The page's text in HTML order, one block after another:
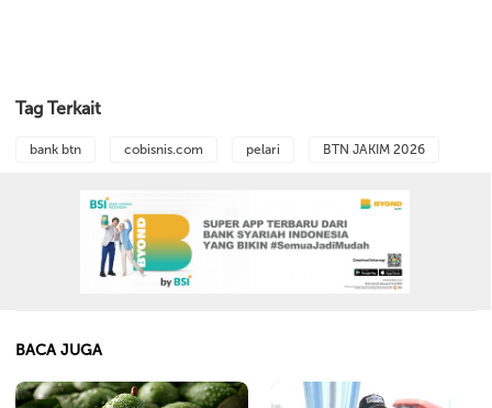
Tag Terkait
bank btn cobisnis.com pelari BTN JAKIM 2026
BACA JUGA